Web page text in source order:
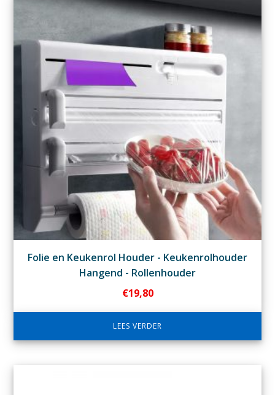
Folie en Keukenrol Houder - Keukenrolhouder
Hangend - Rollenhouder
€19,80
LEES VERDER